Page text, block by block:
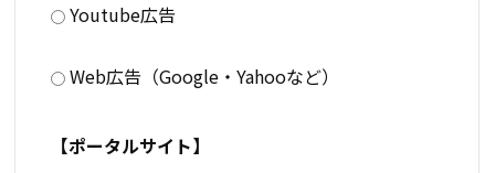
Youtube広告
Web広告（Google・Yahooなど）
【ポータルサイト】